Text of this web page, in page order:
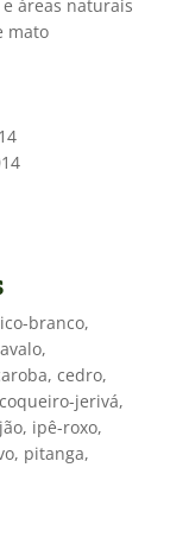
áreas naturais
mato
branco,
cedro,
jerivá,
ipê-roxo,
pitanga,